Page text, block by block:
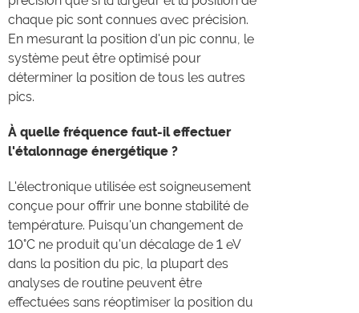
chaque pic sont connues avec précision.
En mesurant la position d'un pic connu, le
système peut être optimisé pour
déterminer la position de tous les autres
pics.
À quelle fréquence faut-il effectuer
l'étalonnage énergétique ?
L'électronique utilisée est soigneusement
conçue pour offrir une bonne stabilité de
température. Puisqu'un changement de
10°C ne produit qu'un décalage de 1 eV
dans la position du pic, la plupart des
analyses de routine peuvent être
effectuées sans réoptimiser la position du